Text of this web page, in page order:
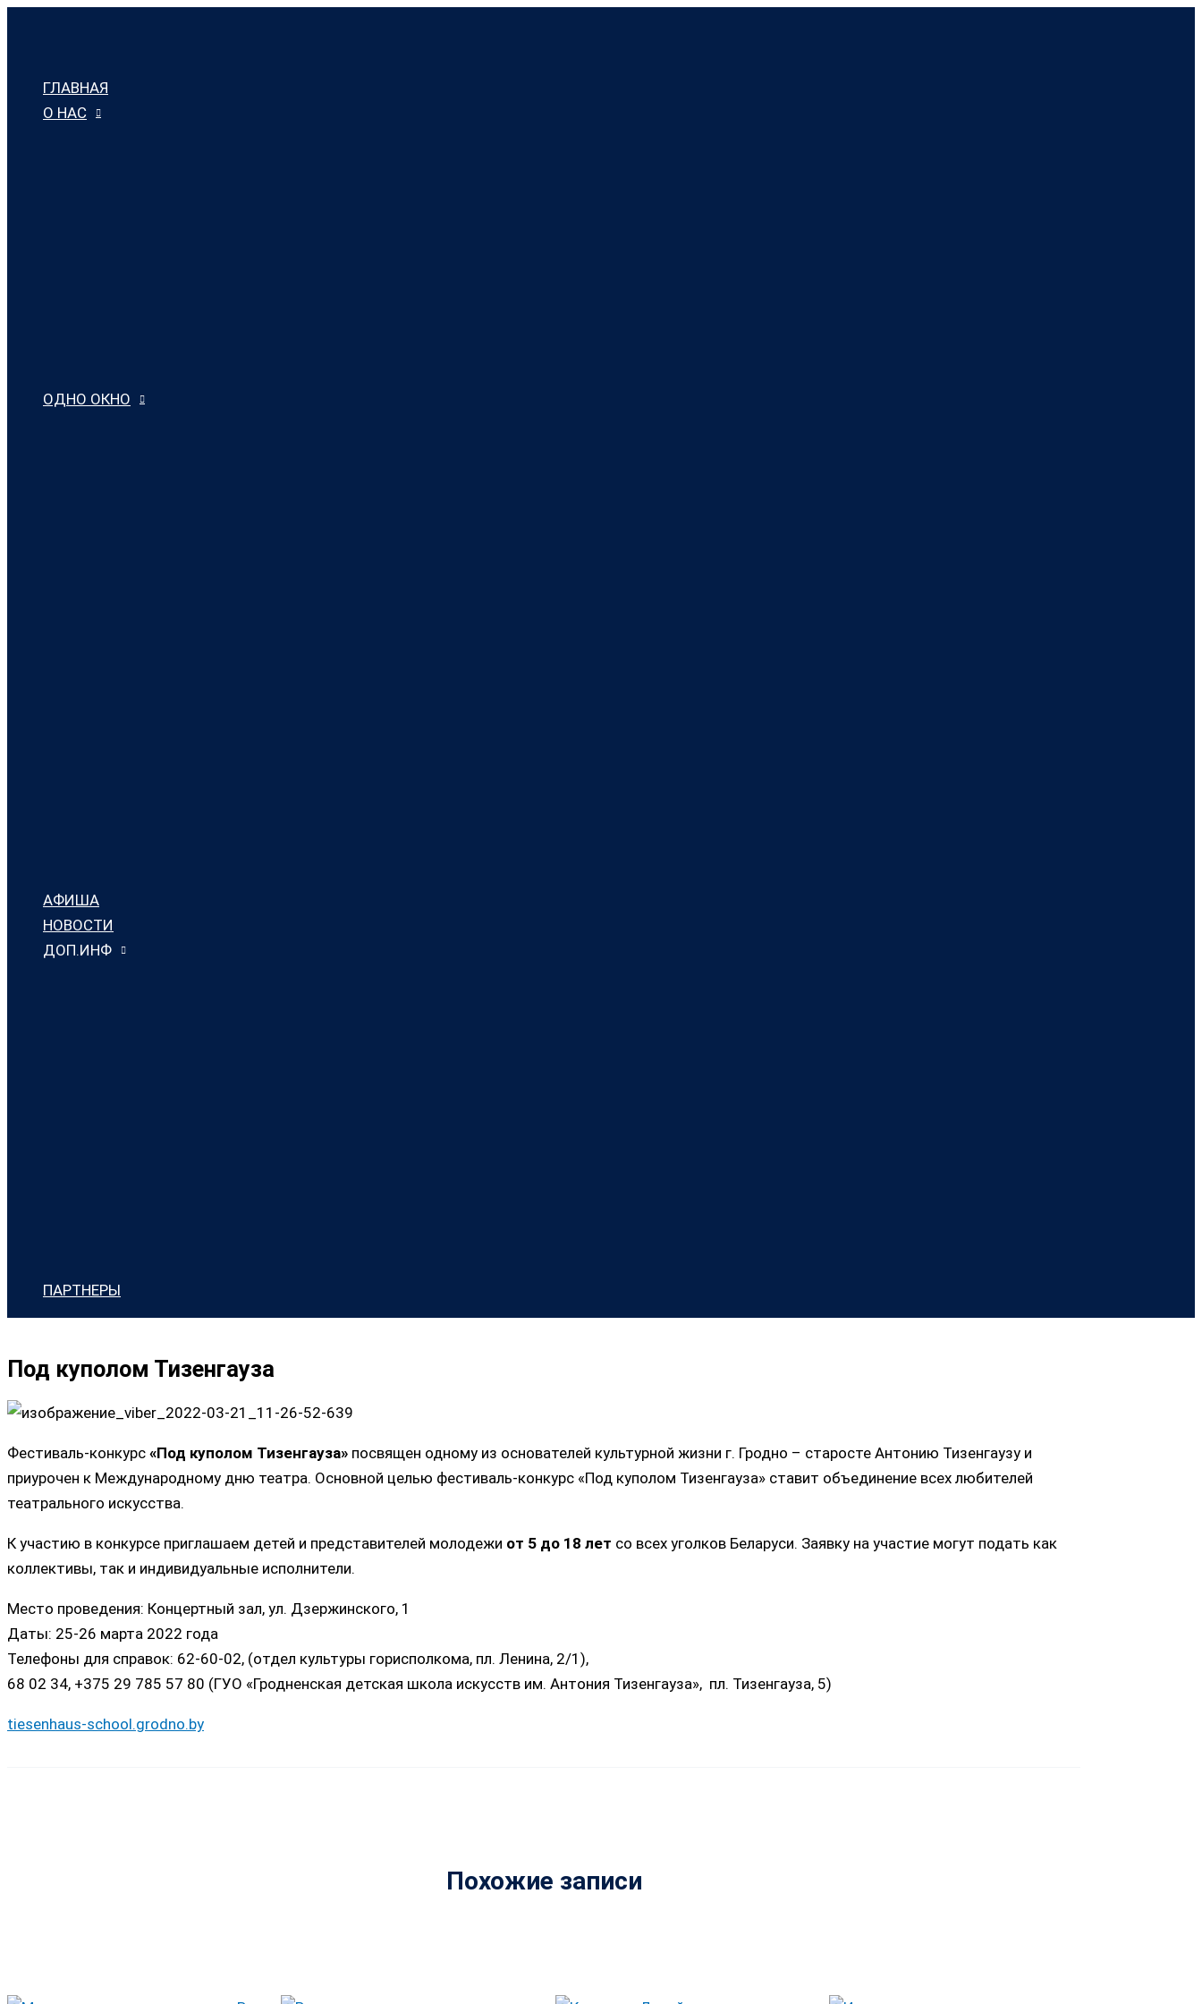
ГЛАВНАЯ
О НАС
ОДНО ОКНО
АФИША
НОВОСТИ
ДОП.ИНФ
ПАРТНЕРЫ
Под куполом Тизенгауза
Фестиваль-конкурс «Под куполом Тизенгауза» посвящен одному из основателей культурной жизни г. Гродно – старосте Антонию Тизенгаузу и
приурочен к Международному дню театра. Основной целью фестиваль-конкурс «Под куполом Тизенгауза» ставит объединение всех любителей
театрального искусства.
К участию в конкурсе приглашаем детей и представителей молодежи от 5 до 18 лет со всех уголков Беларуси. Заявку на участие могут подать как
коллективы, так и индивидуальные исполнители.
Место проведения: Концертный зал, ул. Дзержинского, 1
Даты: 25-26 марта 2022 года
Телефоны для справок: 62-60-02, (отдел культуры горисполкома, пл. Ленина, 2/1),
68 02 34, +375 29 785 57 80 (ГУО «Гродненская детская школа искусств им. Антония Тизенгауза», пл. Тизенгауза, 5)
tiesenhaus-school.grodno.by
Похожие записи